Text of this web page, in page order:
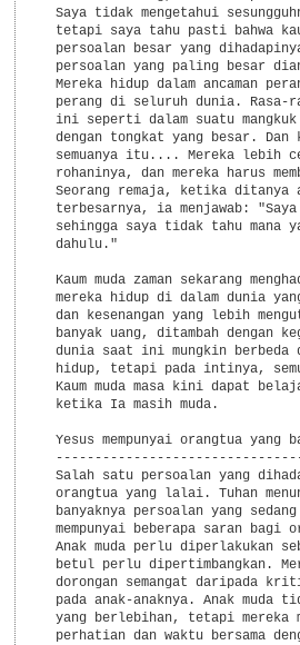
Saya tidak mengetahui
tetapi saya tahu pasti bahwa
persoalan besar yang
persoalan yang paling besar
Mereka hidup dalam ancaman
perang di seluruh dunia. Rasa-
ini seperti dalam suatu
dengan tongkat yang besar. Dan
semuanya itu.... Mereka lebih
rohaninya, dan mereka harus
Seorang remaja, ketika ditanya
terbesarnya, ia menjawab:
sehingga saya tidak tahu mana
  dahulu."
Kaum muda zaman sekarang
mereka hidup di dalam dunia
dan kesenangan yang lebih
banyak uang, ditambah dengan
dunia saat ini mungkin berbeda
hidup, tetapi pada intinya,
Kaum muda masa kini dapat
  ketika Ia masih muda.
Yesus mempunyai orangtua yang
Salah satu persoalan yang
orangtua yang lalai. Tuhan
banyaknya persoalan yang
mempunyai beberapa saran bagi
Anak muda perlu diperlakukan
betul perlu dipertimbangkan.
dorongan semangat daripada
pada anak-anaknya. Anak muda
yang berlebihan, tetapi mereka
perhatian dan waktu bersama